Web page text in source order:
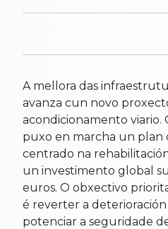
A mellora das
avanza cun novo
acondicionamento viario.
puxo en marcha un plan
centrado na
un investimento global
euros. O obxectivo
é reverter a
potenciar a seguridade